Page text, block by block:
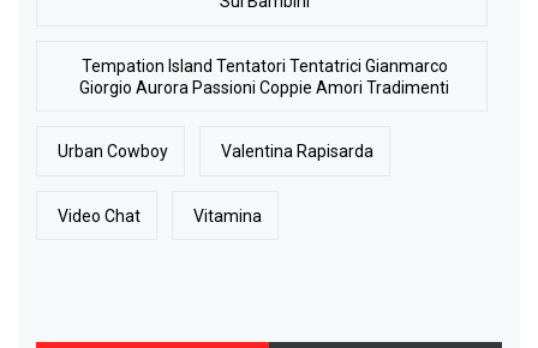
Tempation Island Tentatori Tentatrici Gianmarco
Giorgio Aurora Passioni Coppie Amori Tradimenti
Urban Cowboy Valentina Rapisarda
Video Chat Vitamina